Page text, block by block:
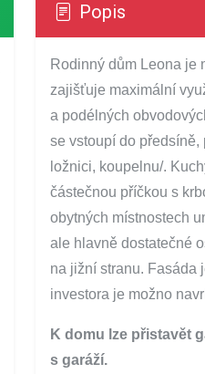
Popis
Rodinný dům Leona je
zajišťuje maximální
a podélných
se vstoupí do
ložnici, koupelnu/.
částečnou příčkou s
obytných místnostech
ale hlavně dostatečné
na jižní stranu. Fasáda
investora je možno
K domu lze přistavět
s garáží.